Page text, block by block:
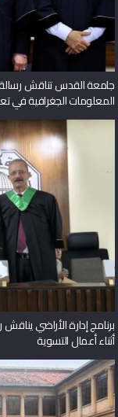
جامعة القدس تناقش رسالة
المعلومات الجغرافية في
برنامج إدارة الأراضي
أثناء أعمال التسوية